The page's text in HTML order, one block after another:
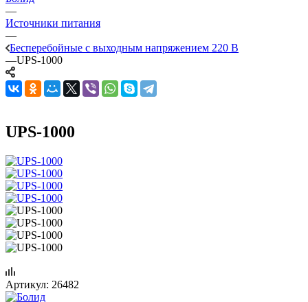
—
Источники питания
—
Бесперебойные с выходным напряжением 220 В
—UPS-1000
UPS-1000
Артикул: 26482